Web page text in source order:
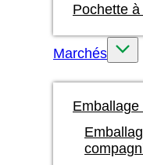
Pochette
Marchés